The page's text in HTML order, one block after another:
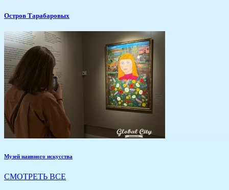
Остров Тарабаровых
Музей наивного искусства
СМОТРЕТЬ ВСЕ